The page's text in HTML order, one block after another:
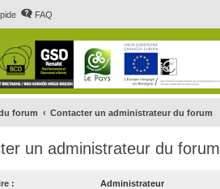
FAQ
forum Contacter un administrateur du forum
un administrateur du forum
: Administrateur